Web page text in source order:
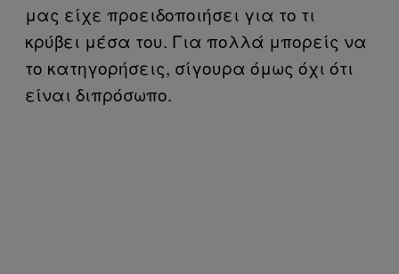
μας είχε προειδοποιήσει για το τι
κρύβει μέσα του. Για πολλά μπορείς να
το κατηγορήσεις, σίγουρα όμως όχι ότι
είναι διπρόσωπο.